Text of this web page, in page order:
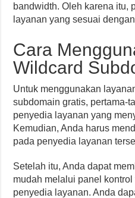
bandwidth. Oleh karena itu,
layanan yang sesuai
Cara
Wildcard
Untuk menggunakan
subdomain gratis, pertama-
penyedia layanan yang
Kemudian, Anda harus
pada penyedia layanan
Setelah itu, Anda dapat
mudah melalui panel
penyedia layanan. Anda